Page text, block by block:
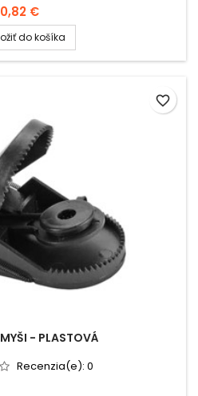
0,82 €
do košíka
- PLASTOVÁ
Recenzia(e): 0
favorite_border